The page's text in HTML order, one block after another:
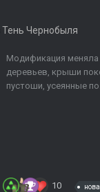
Тень Чернобыля
Модификация
деревьев, крыши
пустоши, усеянные
10